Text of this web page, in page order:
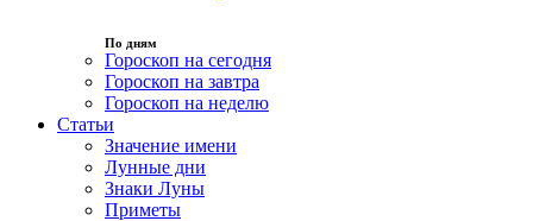
По дням
Гороскоп на сегодня
Гороскоп на завтра
Гороскоп на неделю
Статьи
Значение имени
Лунные дни
Знаки Луны
Приметы